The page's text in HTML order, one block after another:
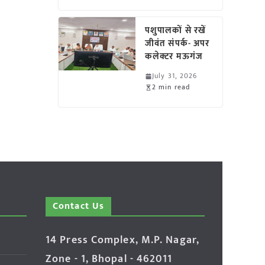
पशुपालकों से रखें
जीवंत संपर्क- अपर
कलेक्टर मऊगंज
July 31, 2026
2 min read
Contact Us
14 Press Complex, M.P. Nagar,
Zone - 1, Bhopal - 462011